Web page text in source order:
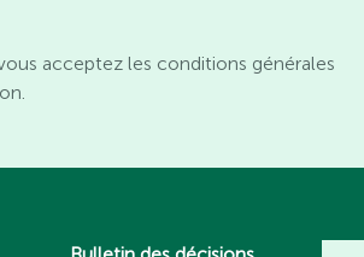
acceptez les conditions générales